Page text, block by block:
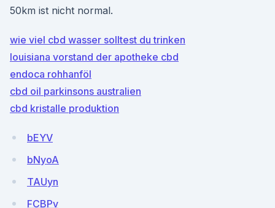
50km ist nicht normal.
wie viel cbd wasser solltest du trinken
louisiana vorstand der apotheke cbd
endoca rohhanföl
cbd oil parkinsons australien
cbd kristalle produktion
bEYV
bNyoA
TAUyn
FCBPv